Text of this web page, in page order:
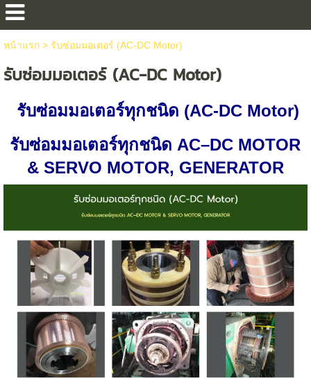
หน้าแรก> รับซ่อมมอเตอร์ (AC-DC Motor)
รับซ่อมมอเตอร์ (AC-DC Motor)
รับซ่อมมอเตอร์ทุกชนิด (AC-DC Motor)
รับซ่อมมอเตอร์ทุกชนิด AC–DC MOTOR
& SERVO MOTOR, GENERATOR